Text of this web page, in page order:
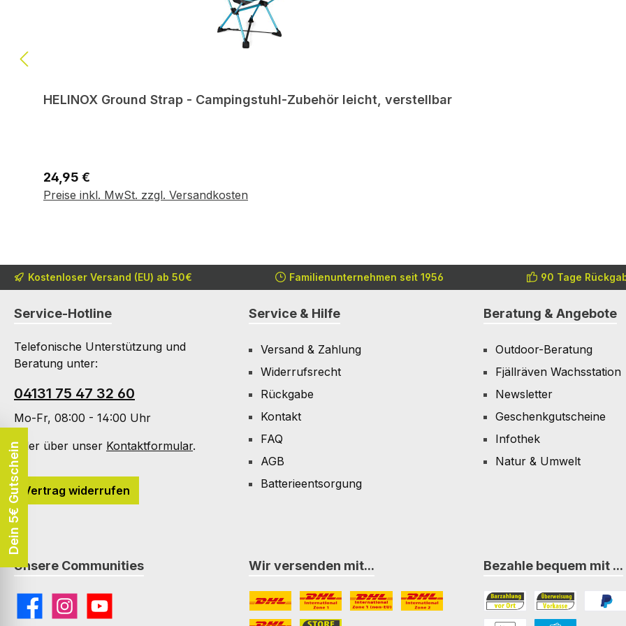
HELINOX Ground Strap - Campingstuhl-Zubehör leicht, verstellbar
Regulärer Preis:
24,95 €
Preise inkl. MwSt. zzgl. Versandkosten
In den Warenkorb
Kostenloser Versand (EU) ab 50€ Familienunternehmen seit 1956 90 Tage
Service-Hotline
Telefonische Unterstützung und
Beratung unter:
04131 75 47 32 60
Mo-Fr, 08:00 - 14:00 Uhr
Oder über unser Kontaktformular.
Vertrag widerrufen
Service & Hilfe
Versand & Zahlung
Widerrufsrecht
Rückgabe
Kontakt
FAQ
AGB
Batterieentsorgung
Beratung & Angebote
Outdoor-Beratung
Fjällräven Wachsstation
Newsletter
Geschenkgutscheine
Infothek
Natur & Umwelt
Unsere Communities
FacebookInstagramYouTube
Wir versenden mit...
DHL DHL Paket International Zone 1
DHL Paket International Zone 1 (non-EU)
DHL Paket International Zone 2
Bezahle bequem mit ...
Bezahlung in der Filiale
Vorkasse
Dein 5€ Gutschein